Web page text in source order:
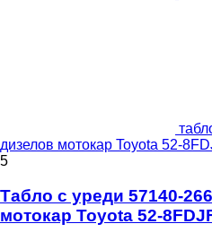
дизелов мотокар Toyota 52-
5
Табло с уреди 57140-
мотокар Toyota 52-